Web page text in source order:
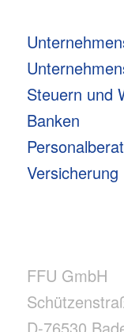
Steuern und
Banken
Versicherung
FFU GmbH